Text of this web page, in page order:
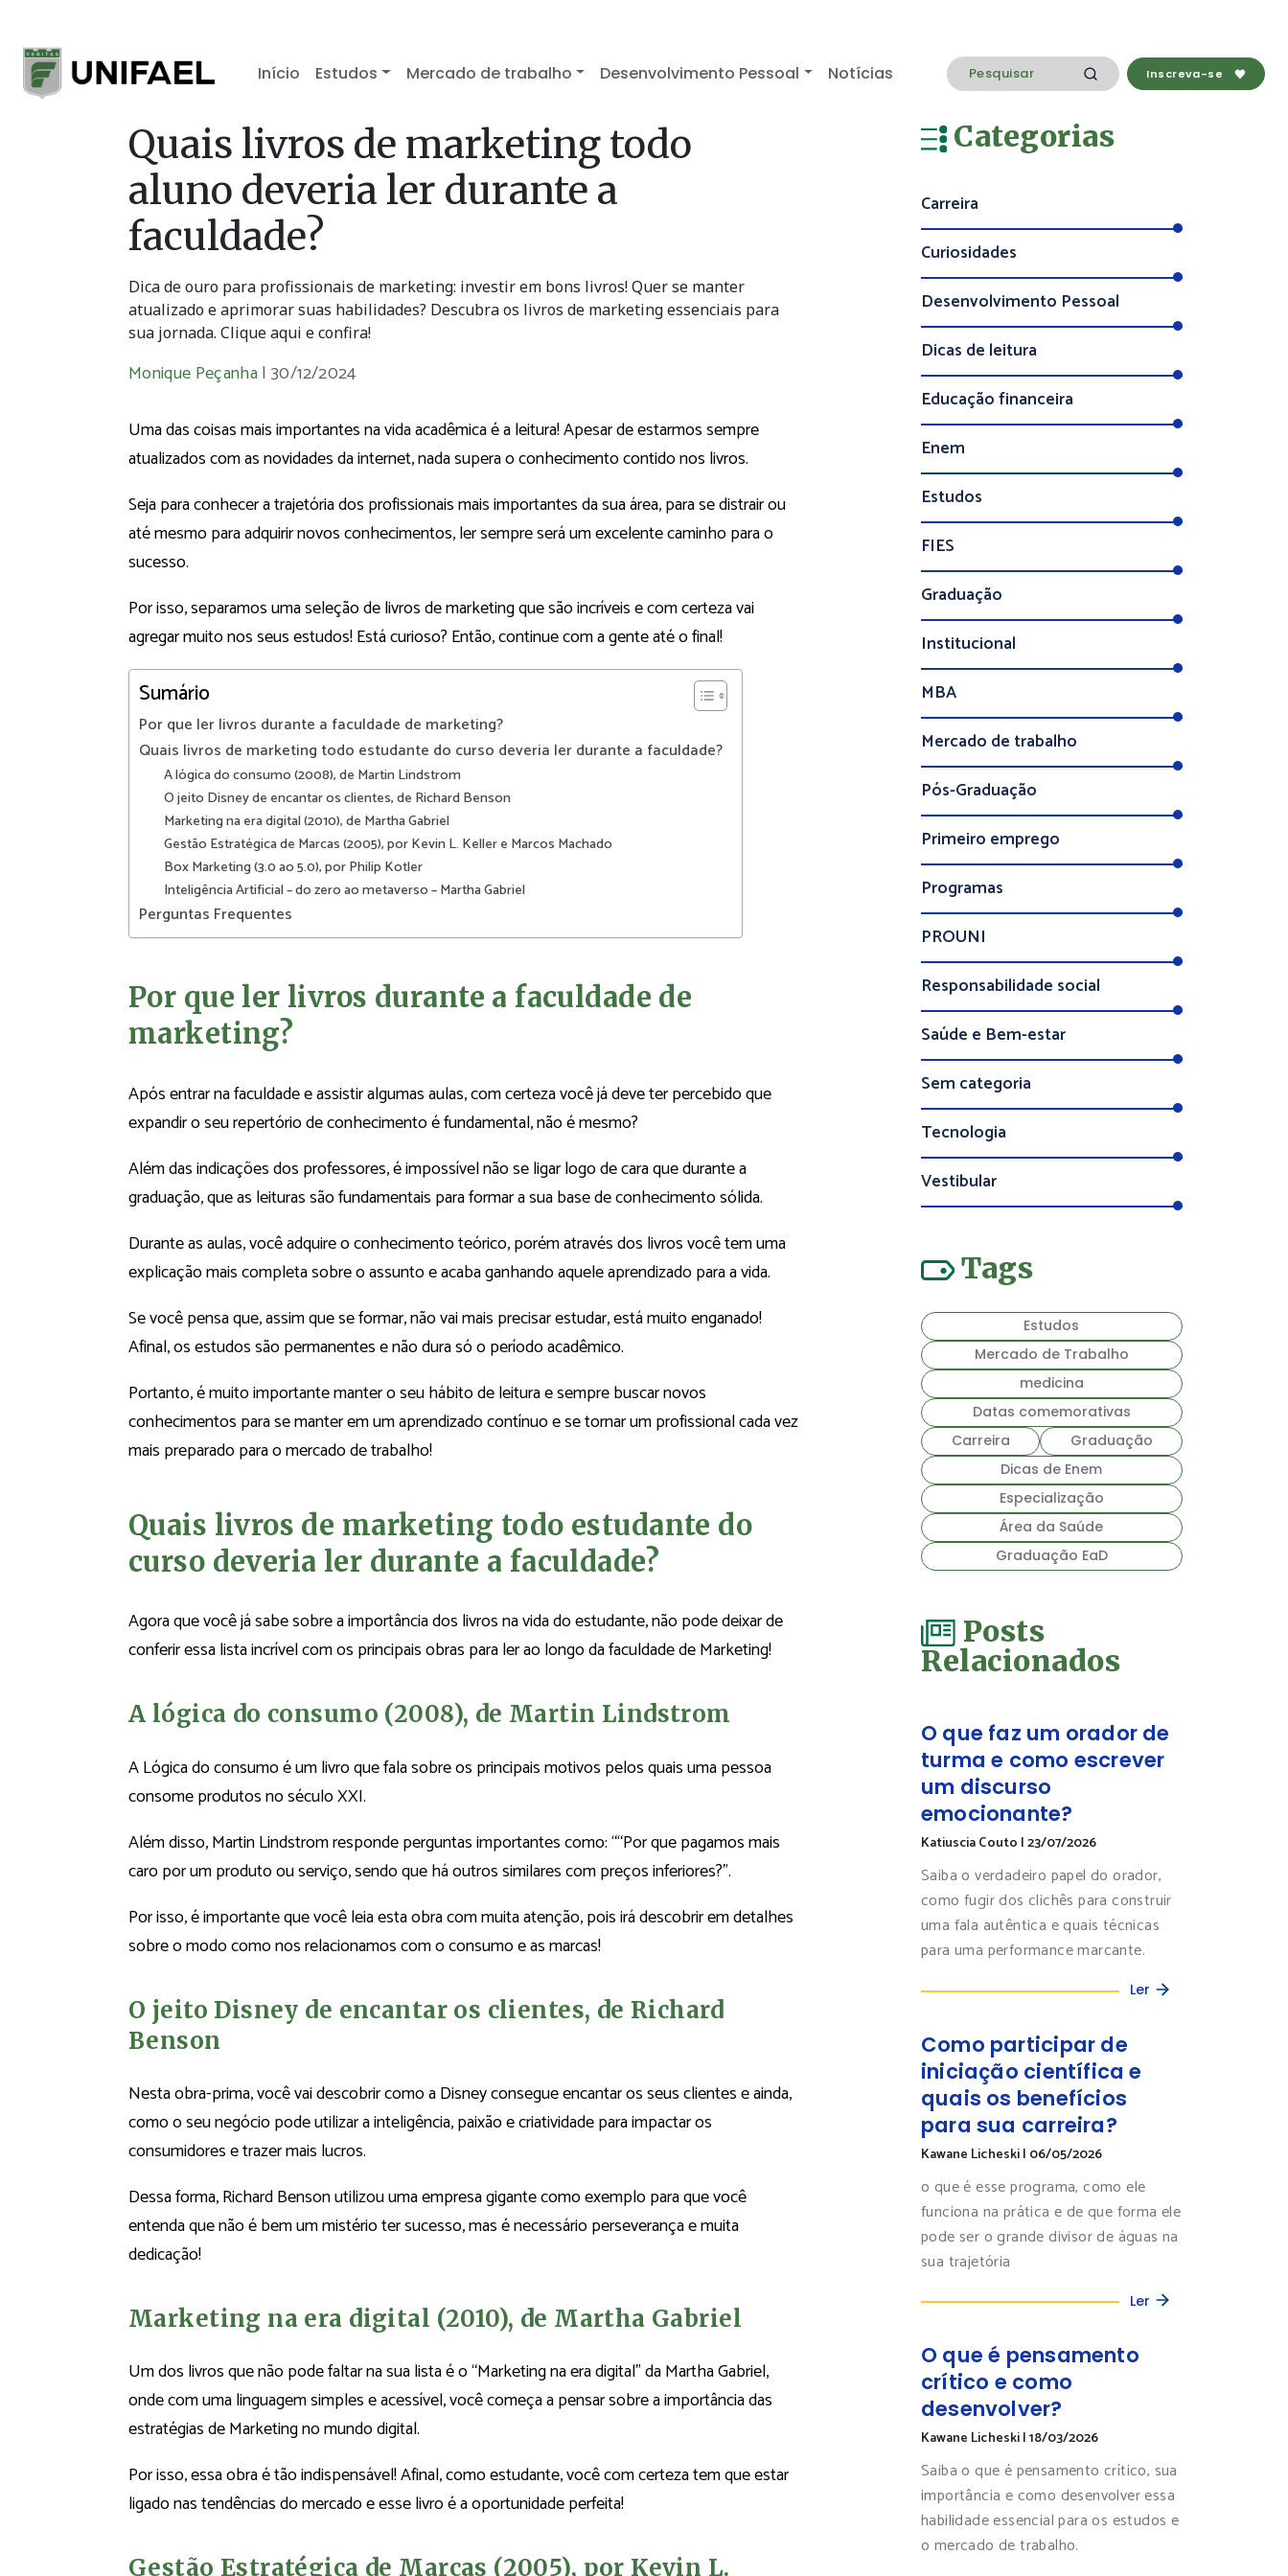
Início Estudos Mercado de trabalho Desenvolvimento Pessoal Notícias Inscreva-se
Quais livros de marketing todo
aluno deveria ler durante a
faculdade?
Dica de ouro para profissionais de marketing: investir em bons livros! Quer se manter
atualizado e aprimorar suas habilidades? Descubra os livros de marketing essenciais para
sua jornada. Clique aqui e confira!
Monique Peçanha |30/12/2024
Uma das coisas mais importantes na vida acadêmica é a leitura! Apesar de estarmos sempre
atualizados com as novidades da internet, nada supera o conhecimento contido nos livros.
Seja para conhecer a trajetória dos profissionais mais importantes da sua área, para se distrair ou
até mesmo para adquirir novos conhecimentos, ler sempre será um excelente caminho para o
sucesso.
Por isso, separamos uma seleção de livros de marketing que são incríveis e com certeza vai
agregar muito nos seus estudos! Está curioso? Então, continue com a gente até o final!
Sumário
Por que ler livros durante a faculdade de marketing?
Quais livros de marketing todo estudante do curso deveria ler durante a faculdade?
A lógica do consumo (2008), de Martin Lindstrom
O jeito Disney de encantar os clientes, de Richard Benson
Marketing na era digital (2010), de Martha Gabriel
Gestão Estratégica de Marcas (2005), por Kevin L. Keller e Marcos Machado
Box Marketing (3.0 ao 5.0), por Philip Kotler
Inteligência Artificial – do zero ao metaverso – Martha Gabriel
Perguntas Frequentes
Por que ler livros durante a faculdade de
marketing?
Após entrar na faculdade e assistir algumas aulas, com certeza você já deve ter percebido que
expandir o seu repertório de conhecimento é fundamental, não é mesmo?
Além das indicações dos professores, é impossível não se ligar logo de cara que durante a
graduação, que as leituras são fundamentais para formar a sua base de conhecimento sólida.
Durante as aulas, você adquire o conhecimento teórico, porém através dos livros você tem uma
explicação mais completa sobre o assunto e acaba ganhando aquele aprendizado para a vida.
Se você pensa que, assim que se formar, não vai mais precisar estudar, está muito enganado!
Afinal, os estudos são permanentes e não dura só o período acadêmico.
Portanto, é muito importante manter o seu hábito de leitura e sempre buscar novos
conhecimentos para se manter em um aprendizado contínuo e se tornar um profissional cada vez
mais preparado para o mercado de trabalho!
Quais livros de marketing todo estudante do
curso deveria ler durante a faculdade?
Agora que você já sabe sobre a importância dos livros na vida do estudante, não pode deixar de
conferir essa lista incrível com os principais obras para ler ao longo da faculdade de Marketing!
A lógica do consumo (2008), de Martin Lindstrom
A Lógica do consumo é um livro que fala sobre os principais motivos pelos quais uma pessoa
consome produtos no século XXI.
Além disso, Martin Lindstrom responde perguntas importantes como: ““Por que pagamos mais
caro por um produto ou serviço, sendo que há outros similares com preços inferiores?”.
Por isso, é importante que você leia esta obra com muita atenção, pois irá descobrir em detalhes
sobre o modo como nos relacionamos com o consumo e as marcas!
O jeito Disney de encantar os clientes, de Richard
Benson
Nesta obra-prima, você vai descobrir como a Disney consegue encantar os seus clientes e ainda,
como o seu negócio pode utilizar a inteligência, paixão e criatividade para impactar os
consumidores e trazer mais lucros.
Dessa forma, Richard Benson utilizou uma empresa gigante como exemplo para que você
entenda que não é bem um mistério ter sucesso, mas é necessário perseverança e muita
dedicação!
Marketing na era digital (2010), de Martha Gabriel
Um dos livros que não pode faltar na sua lista é o “Marketing na era digital” da Martha Gabriel,
onde com uma linguagem simples e acessível, você começa a pensar sobre a importância das
estratégias de Marketing no mundo digital.
Por isso, essa obra é tão indispensável! Afinal, como estudante, você com certeza tem que estar
ligado nas tendências do mercado e esse livro é a oportunidade perfeita!
Gestão Estratégica de Marcas (2005), por Kevin L.
Categorias
Carreira
Curiosidades
Desenvolvimento Pessoal
Dicas de leitura
Educação financeira
Enem
Estudos
FIES
Graduação
Institucional
MBA
Mercado de trabalho
Pós-Graduação
Primeiro emprego
Programas
PROUNI
Responsabilidade social
Saúde e Bem-estar
Sem categoria
Tecnologia
Vestibular
Tags
Estudos
Mercado de Trabalho
medicina
Datas comemorativas
Carreira
Graduação
Dicas de Enem
Especialização
Área da Saúde
Graduação EaD
Posts
Relacionados
O que faz um orador de
turma e como escrever
um discurso
emocionante?
Katiuscia Couto |23/07/2026
Saiba o verdadeiro papel do orador,
como fugir dos clichês para construir
uma fala autêntica e quais técnicas
para uma performance marcante.
Ler
Como participar de
iniciação científica e
quais os benefícios
para sua carreira?
Kawane Licheski| 06/05/2026
o que é esse programa, como ele
funciona na prática e de que forma ele
pode ser o grande divisor de águas na
sua trajetória
Ler
O que é pensamento
crítico e como
desenvolver?
Kawane Licheski|18/03/2026
Saiba o que é pensamento crítico, sua
importância e como desenvolver essa
habilidade essencial para os estudos e
o mercado de trabalho.